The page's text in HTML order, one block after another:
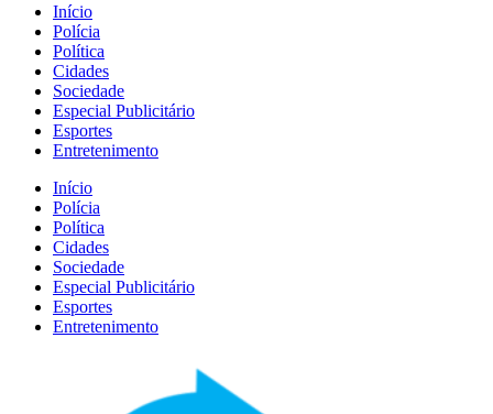
Início
Polícia
Política
Cidades
Sociedade
Especial Publicitário
Esportes
Entretenimento
Início
Polícia
Política
Cidades
Sociedade
Especial Publicitário
Esportes
Entretenimento